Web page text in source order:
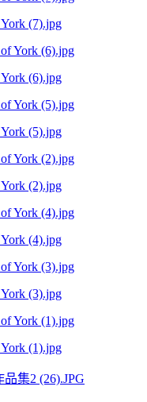
(7).jpg
(6).jpg
(5).jpg
(2).jpg
(4).jpg
(3).jpg
(1).jpg